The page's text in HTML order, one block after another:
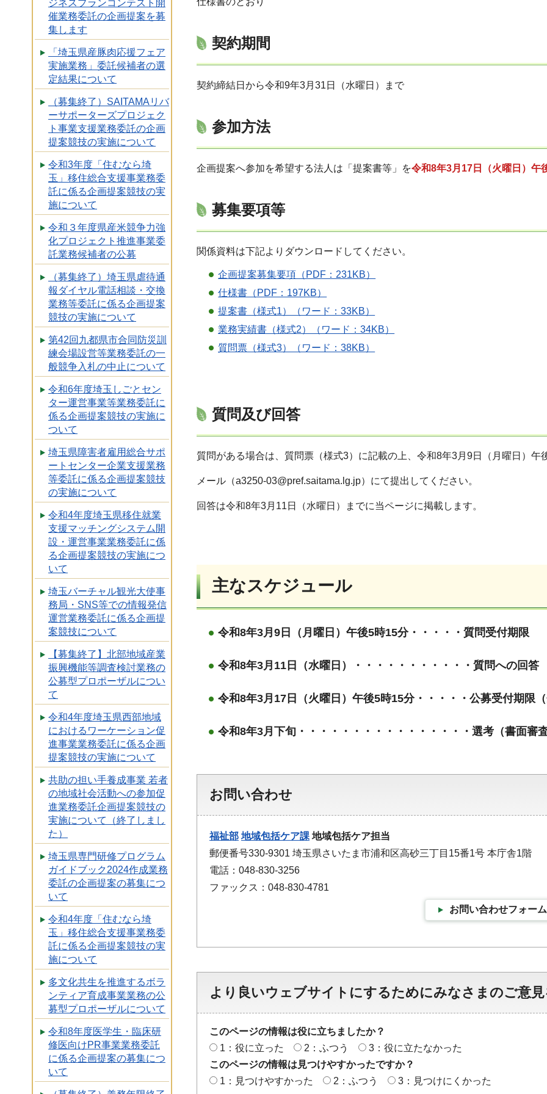
ジネスプランコンテスト開
催業務委託の企画提案を募
集します
「埼玉県産豚肉応援フェア
実施業務」委託候補者の選
定結果について
（募集終了）SAITAMAリバ
ーサポーターズプロジェク
ト事業支援業務委託の企画
提案競技の実施について
令和3年度「住むなら埼
玉」移住総合支援事業務委
託に係る企画提案競技の実
施について
令和３年度県産米競争力強
化プロジェクト推進事業委
託業務候補者の公募
（募集終了）埼玉県虐待通
報ダイヤル電話相談・交換
業務等委託に係る企画提案
競技の実施について
第42回九都県市合同防災訓
練会場設営等業務委託の一
般競争入札の中止について
令和6年度埼玉しごとセン
ター運営事業等業務委託に
係る企画提案競技の実施に
ついて
埼玉県障害者雇用総合サポ
ートセンター企業支援業務
等委託に係る企画提案競技
の実施について
令和4年度埼玉県移住就業
支援マッチングシステム開
設・運営事業業務委託に係
る企画提案競技の実施につ
いて
埼玉バーチャル観光大使事
務局・SNS等での情報発信
運営業務委託に係る企画提
案競技について
【募集終了】北部地域産業
振興機能等調査検討業務の
公募型プロポーザルについ
て
令和4年度埼玉県西部地域
におけるワーケーション促
進事業業務委託に係る企画
提案競技の実施について
共助の担い手養成事業 若者
の地域社会活動への参加促
進業務委託企画提案競技の
実施について（終了しまし
た）
埼玉県専門研修プログラム
ガイドブック2024作成業務
委託の企画提案の募集につ
いて
令和4年度「住むなら埼
玉」移住総合支援事業務委
託に係る企画提案競技の実
施について
多文化共生を推進するボラ
ンティア育成事業業務の公
募型プロポーザルについて
令和8年度医学生・臨床研
修医向けPR事業業務委託
に係る企画提案の募集につ
いて
契約期間
契約締結日から令和9年3月31日（水曜日）まで
参加方法
企画提案へ参加を希望する法人は「提案書等」を令和8年3月17日（火曜日）午
募集要項等
関係資料は下記よりダウンロードしてください。
企画提案募集要項（PDF：231KB）
仕様書（PDF：197KB）
提案書（様式1）（ワード：33KB）
業務実績書（様式2）（ワード：34KB）
質問票（様式3）（ワード：38KB）
質問及び回答
質問がある場合は、質問票（様式3）に記載の上、令和8年3月9日（月曜日）午
メール（a3250-03@pref.saitama.lg.jp）にて提出してください。
回答は令和8年3月11日（水曜日）までに当ページに掲載します。
主なスケジュール
令和8年3月9日（月曜日）午後5時15分・・・・・質問受付期限
令和8年3月11日（水曜日）・・・・・・・・・・・質問への回答
令和8年3月17日（火曜日）午後5時15分・・・・・公募受付期限（
令和8年3月下旬・・・・・・・・・・・・・・・・選考（書面審査
お問い合わせ
福祉部 地域包括ケア課 地域包括ケア担当
郵便番号330-9301 埼玉県さいたま市浦和区高砂三丁目15番1号 本庁舎1階
電話：048-830-3256
ファックス：048-830-4781
お問い合わせフォーム
より良いウェブサイトにするためにみなさまのご意
このページの情報は役に立ちましたか？
1：役に立った
2：ふつう
3：役に立たなかった
このページの情報は見つけやすかったですか？
1：見つけやすかった
2：ふつう 3：見つけにくかった